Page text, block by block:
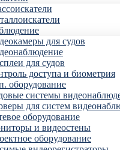
для судов
для судов
доступа и биометрия
оборудование
системы
для систем
оборудование
и видеостены
оборудование